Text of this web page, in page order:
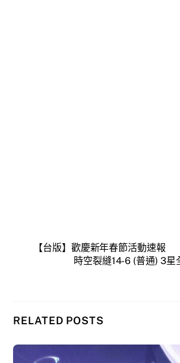
【台版】歡慶新年春節活動速報
時空裂縫14-6 (普通) 3星
RELATED POSTS